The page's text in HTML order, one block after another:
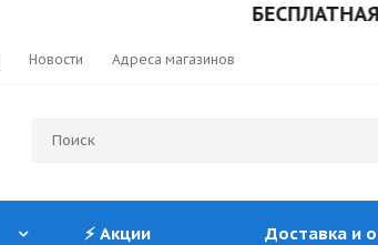
БЕСПЛАТНАЯ
Новости Адреса магазинов
⚡ Акции Доставка и